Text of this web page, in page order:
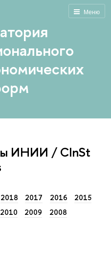
Меню
ИНИИ / CInSt
2018 2017 2016
2015
2010 2009
2008